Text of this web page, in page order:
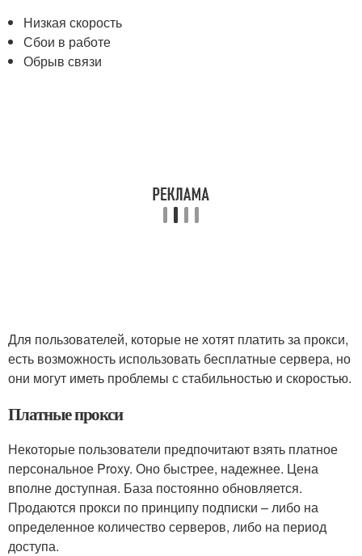
Низкая скорость
Сбои в работе
Обрыв связи
Для пользователей, которые не хотят платить за прокси,
есть возможность использовать бесплатные сервера, но
они могут иметь проблемы с стабильностью и скоростью.
Платные прокси
Некоторые пользователи предпочитают взять платное
персональное Proxy. Оно быстрее, надежнее. Цена
вполне доступная. База постоянно обновляется.
Продаются прокси по принципу подписки – либо на
определенное количество серверов, либо на период
доступа.